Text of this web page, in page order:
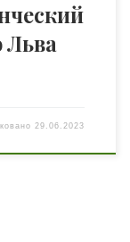
Льва
29.06.2023